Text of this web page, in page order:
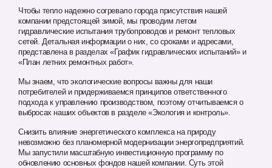
Чтобы тепло надежно согревало города присутствия нашей
компании предстоящей зимой, мы проводим летом
гидравлические испытания трубопроводов и ремонт тепловых
сетей. Детальная информации о них, со сроками и адресами,
представлена в разделах «График гидравлических испытаний» и
«План летних ремонтных работ».
Мы знаем, что экологические вопросы важны для наши
потребителей и придерживаемся принципов ответственного
подхода к управлению производством, поэтому отчитываемся о
выбросах наших объектов в разделе «Экология и контроль».
Снизить влияние энергетического комплекса на природу
невозможно без планомерной модернизации энергопредприятий.
Мы запустили масштабную инвестиционную программу по
обновлению основных фондов нашей компании. Суть этой